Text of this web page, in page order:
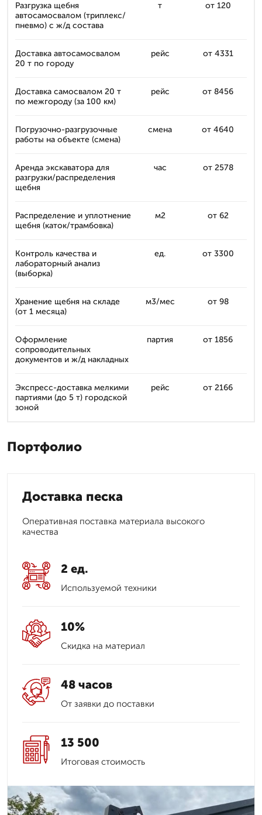
Разгрузка щебня
автосамосвалом (триплекс/
пневмо) с ж/д состава
т от 120
Доставка автосамосвалом
20 т по городу
рейс от 4331
Доставка самосвалом 20 т
по межгороду (за 100 км)
рейс от 8456
Погрузочно-разгрузочные
работы на объекте (смена)
смена от 4640
Аренда экскаватора для
разгрузки/распределения
щебня
час от 2578
Распределение и уплотнение
щебня (каток/трамбовка)
м2 от 62
Контроль качества и
лабораторный анализ
(выборка)
ед. от 3300
Хранение щебня на складе
(от 1 месяца)
м3/мес от 98
Оформление
сопроводительных
документов и ж/д накладных
партия от 1856
Экспресс-доставка мелкими
партиями (до 5 т) городской
зоной
рейс от 2166
Портфолио
Доставка песка
Оперативная поставка материала высокого
качества
2 ед.
Используемой техники
10%
Скидка на материал
48 часов
От заявки до поставки
13 500
Итоговая стоимость